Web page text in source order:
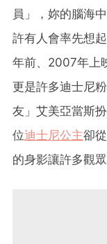
員」，妳的腦海
許有人會率先想
年前、2007年上
更是許多迪士尼
友」艾美亞當斯
位迪士尼公主卻
的身影讓許多觀